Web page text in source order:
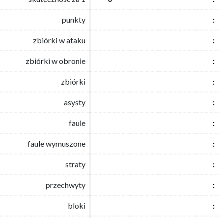
punkty :
zbiórki w ataku :
zbiórki w obronie :
zbiórki :
asysty :
faule :
faule wymuszone :
straty :
przechwyty :
bloki :
punkty :
zbiórki w ataku :
zbiórki w obronie :
zbiórki :
asysty :
faule :
faule wymuszone :
straty :
przechwyty :
bloki :